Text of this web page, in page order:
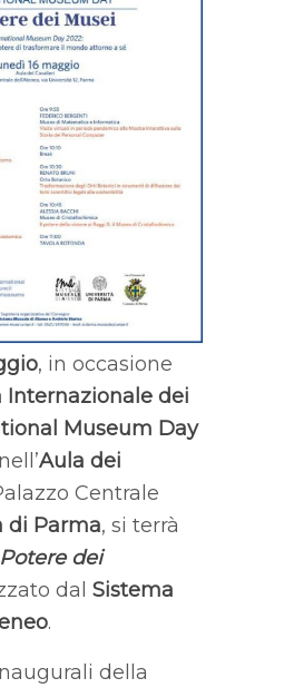
, in occasione
Internazionale dei
Museum Day
Aula dei
Centrale
di Parma, si terrà
dei
dal Sistema
.
della